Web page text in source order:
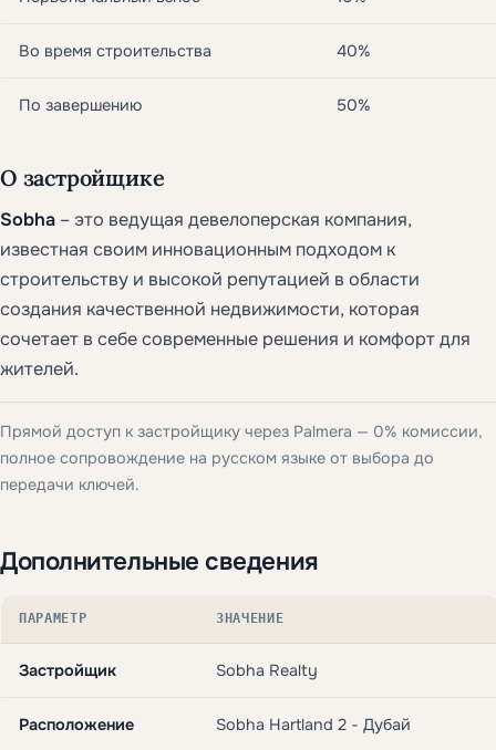
Во время строительства 40%
По завершению 50%
О застройщике
Sobha – это ведущая девелоперская компания,
известная своим инновационным подходом к
строительству и высокой репутацией в области
создания качественной недвижимости, которая
сочетает в себе современные решения и комфорт для
жителей.
Прямой доступ к застройщику через Palmera — 0% комиссии,
полное сопровождение на русском языке от выбора до
передачи ключей.
Дополнительные сведения
ПАРАМЕТР ЗНАЧЕНИЕ
Застройщик Sobha Realty
Расположение Sobha Hartland 2 - Дубай